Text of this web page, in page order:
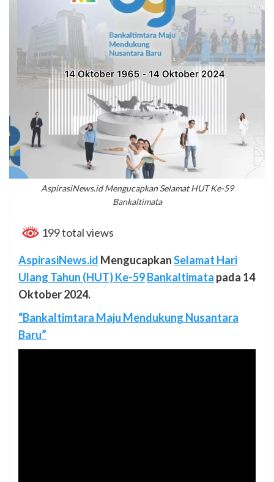
AspirasiNews.id Mengucapkan Selamat HUT Ke-59
Bankaltimata
199 total views
AspirasiNews.id MengucapkanSelamat Hari
Ulang Tahun (HUT) Ke-59Bankaltimata pada 14
Oktober 2024.
“Bankaltimtara Maju Mendukung Nusantara
Baru”